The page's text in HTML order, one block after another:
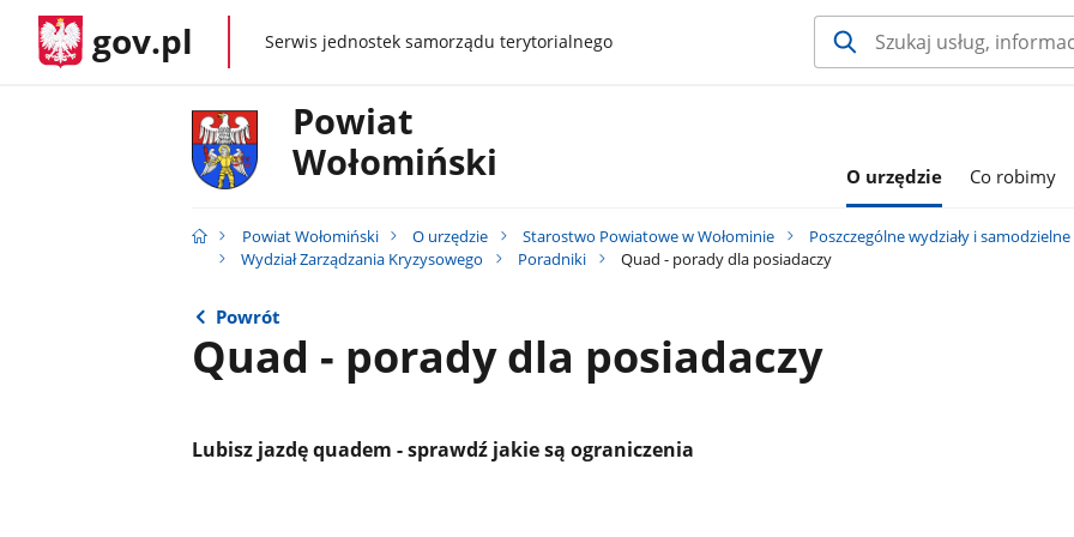
gov.pl gov.plSerwis jednostek samorządu terytorialnego
Powiat
Wołomiński
O urzędzie Co robimy
Powiat Wołomiński O urzędzie Starostwo Powiatowe w Wołominie
Poszczególne wydziały i
Wydział Zarządzania Kryzysowego
Poradniki Quad - porady dla posiadaczy
Powrót
Quad - porady dla posiadaczy
Lubisz jazdę quadem - sprawdź jakie są ograniczenia